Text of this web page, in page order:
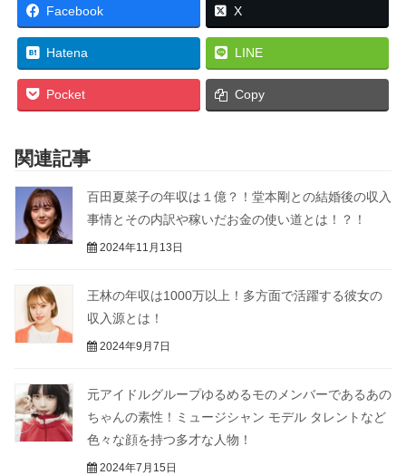
Facebook X
Hatena LINE
Pocket Copy
関連記事
百田夏菜子の年収は１億？！堂本剛との結婚後の収入
事情とその内訳や稼いだお金の使い道とは！？！
2024年11月13日
王林の年収は1000万以上！多方面で活躍する彼女の
収入源とは！
2024年9月7日
元アイドルグループゆるめるモのメンバーであるあの
ちゃんの素性！ミュージシャン モデル タレントなど
色々な顔を持つ多才な人物！
2024年7月15日